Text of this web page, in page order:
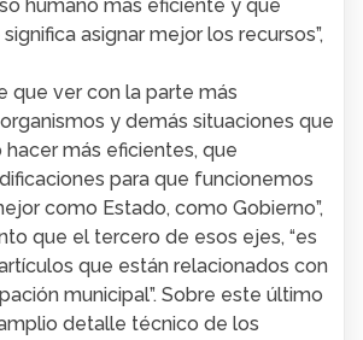
humano más eficiente y que
asignar mejor los recursos”,
que ver con la parte más
y demás situaciones que
más eficientes, que
para que funcionemos
como Estado, como Gobierno”,
que el tercero de esos ejes, “es
que están relacionados con
municipal”. Sobre este último
detalle técnico de los